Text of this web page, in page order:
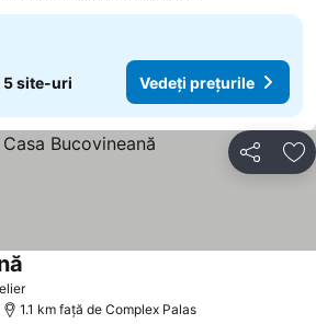
5 site-uri Vedeți prețurile
Distribuiți
1.1 km faţă de Complex Palas